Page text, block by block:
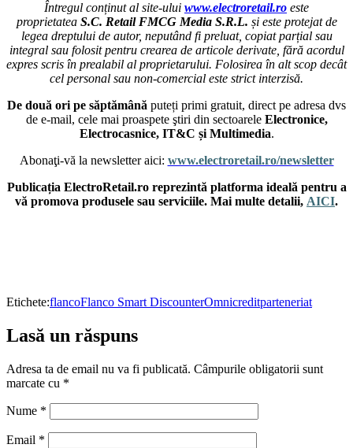
Întregul conținut al site-ului www.electroretail.ro este
proprietatea S.C. Retail FMCG Media S.R.L. și este protejat de
legea dreptului de autor, neputând fi preluat, copiat parțial sau
integral sau folosit pentru crearea de articole derivate, fără acordul
expres scris în prealabil al proprietarului. Folosirea în alt scop decât
cel personal sau non-comercial este strict interzisă.
De două ori pe săptămână puteți primi gratuit, direct pe adresa dvs
de e-mail, cele mai proaspete ştiri din sectoarele Electronice,
Electrocasnice, IT&C și Multimedia.
Abonaţi-vă la newsletter aici: www.electroretail.ro/newsletter
Publicația ElectroRetail.ro reprezintă platforma ideală pentru a
vă promova produsele sau serviciile. Mai multe detalii, AICI.
Etichete:flancoFlanco Smart DiscounterOmnicreditparteneriat
Lasă un răspuns
Adresa ta de email nu va fi publicată. Câmpurile obligatorii sunt
marcate cu *
Nume *
Email *